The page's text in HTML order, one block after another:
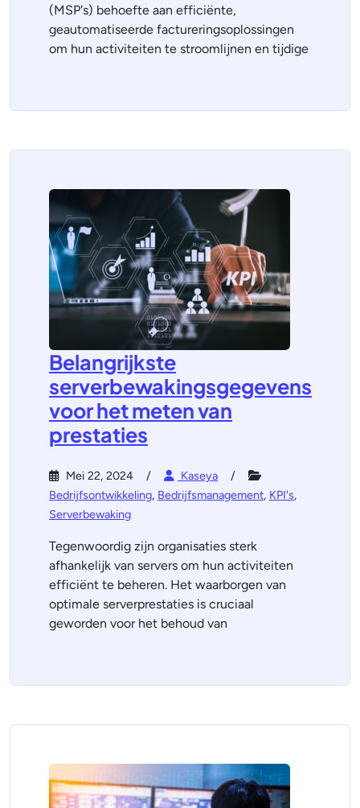
(MSP's) behoefte aan efficiënte,
geautomatiseerde factureringsoplossingen
om hun activiteiten te stroomlijnen en tijdige
Belangrijkste
serverbewakingsgegevens
voor het meten van
prestaties
Mei 22, 2024
Kaseya
Bedrijfsontwikkeling, Bedrijfsmanagement, KPI's,
Serverbewaking
Tegenwoordig zijn organisaties sterk
afhankelijk van servers om hun activiteiten
efficiënt te beheren. Het waarborgen van
optimale serverprestaties is cruciaal
geworden voor het behoud van